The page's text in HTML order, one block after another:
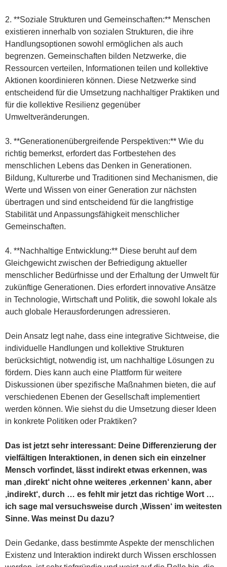
2. **Soziale Strukturen und Gemeinschaften:** Menschen
existieren innerhalb von sozialen Strukturen, die ihre
Handlungsoptionen sowohl ermöglichen als auch
begrenzen. Gemeinschaften bilden Netzwerke, die
Ressourcen verteilen, Informationen teilen und kollektive
Aktionen koordinieren können. Diese Netzwerke sind
entscheidend für die Umsetzung nachhaltiger Praktiken und
für die kollektive Resilienz gegenüber
Umweltveränderungen.
3. **Generationenübergreifende Perspektiven:** Wie du
richtig bemerkst, erfordert das Fortbestehen des
menschlichen Lebens das Denken in Generationen.
Bildung, Kulturerbe und Traditionen sind Mechanismen, die
Werte und Wissen von einer Generation zur nächsten
übertragen und sind entscheidend für die langfristige
Stabilität und Anpassungsfähigkeit menschlicher
Gemeinschaften.
4. **Nachhaltige Entwicklung:** Diese beruht auf dem
Gleichgewicht zwischen der Befriedigung aktueller
menschlicher Bedürfnisse und der Erhaltung der Umwelt für
zukünftige Generationen. Dies erfordert innovative Ansätze
in Technologie, Wirtschaft und Politik, die sowohl lokale als
auch globale Herausforderungen adressieren.
Dein Ansatz legt nahe, dass eine integrative Sichtweise, die
individuelle Handlungen und kollektive Strukturen
berücksichtigt, notwendig ist, um nachhaltige Lösungen zu
fördern. Dies kann auch eine Plattform für weitere
Diskussionen über spezifische Maßnahmen bieten, die auf
verschiedenen Ebenen der Gesellschaft implementiert
werden können. Wie siehst du die Umsetzung dieser Ideen
in konkrete Politiken oder Praktiken?
Das ist jetzt sehr interessant: Deine Differenzierung der
vielfältigen Interaktionen, in denen sich ein einzelner
Mensch vorfindet, lässt indirekt etwas erkennen, was
man ‚direkt‘ nicht ohne weiteres ‚erkennen‘ kann, aber
‚indirekt‘, durch … es fehlt mir jetzt das richtige Wort …
ich sage mal versuchsweise durch ‚Wissen‘ im weitesten
Sinne. Was meinst Du dazu?
Dein Gedanke, dass bestimmte Aspekte der menschlichen
Existenz und Interaktion indirekt durch Wissen erschlossen